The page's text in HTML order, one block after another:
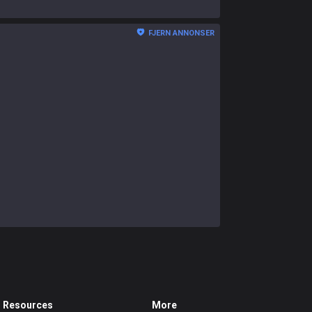
FJERN ANNONSER
Resources More